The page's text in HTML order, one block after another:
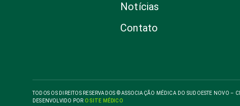
Notícias
Contato
TODOS OS DIREITOS RESERVADOS © ASSOCIAÇÃO MÉDICA DO SUDOESTE NOVO
DESENVOLVIDO POR O SITE MÉDICO